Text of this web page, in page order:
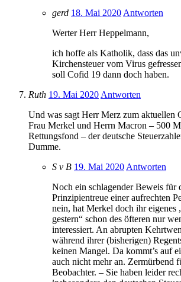
gerd 18. Mai 2020 Antworten
Werter Herr Heppelmann,
ich hoffe als Katholik, dass das
Kirchensteuer vom Virus
soll Cofid 19 dann doch haben.
Ruth 19. Mai 2020 Antworten
Und was sagt Herr Merz zum aktuellen
Frau Merkel und Herrn Macron – 500
Rettungsfond – der deutsche
Dumme.
S v B 19. Mai 2020 Antworten
Noch ein schlagender Beweis für
Prinzipientreue einer aufrechten
nein, hat Merkel doch ihr eigenes
gestern“ schon des öfteren nur
interessiert. An abrupten
während ihrer (bisherigen)
keinen Mangel. Da kommt’s auf
auch nicht mehr an. Zermürbend
Beobachter. – Sie haben leider